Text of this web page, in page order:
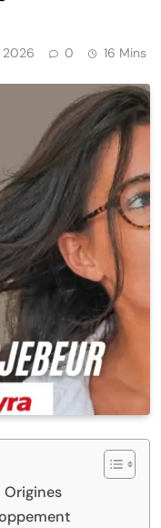
2026 0 16 Mins
Origines